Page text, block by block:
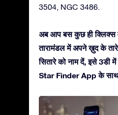
3504, NGC 3486.
अब आप बस कुछ ही
तारामंडल में अपने ख़ुद के
सितारे को नाम दें, इसे 3डी
Star Finder App के